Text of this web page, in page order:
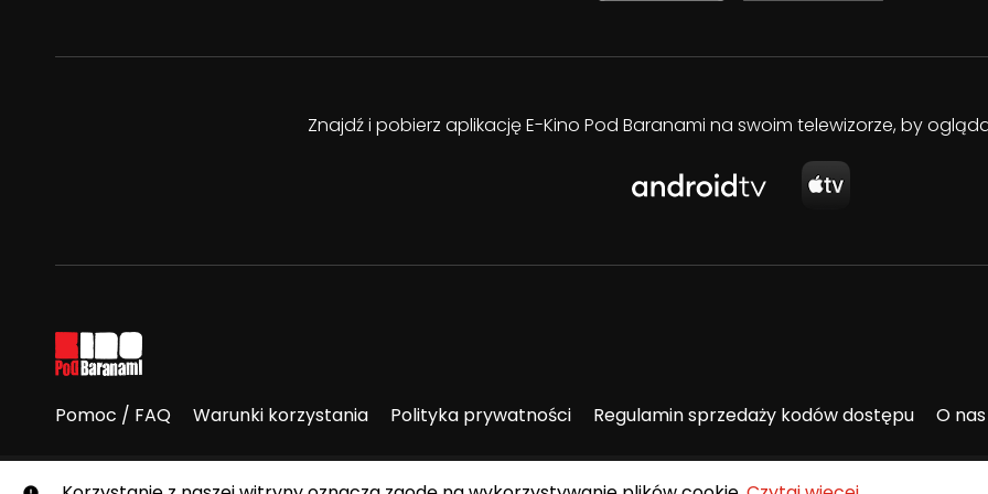
Znajdź i pobierz aplikację E-Kino Pod Baranami na swoim telewizorze, by
Pomoc / FAQ Warunki korzystania Polityka prywatności Regulamin sprzedaży kodów dostępu O nas